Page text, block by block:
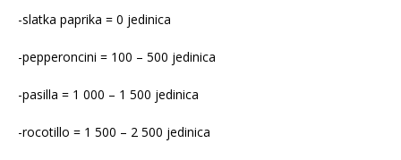
-slatka paprika = 0 jedinica
-pepperoncini = 100 – 500 jedinica
-pasilla = 1 000 – 1 500 jedinica
-rocotillo = 1 500 – 2 500 jedinica